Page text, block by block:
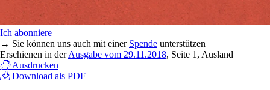
Ich abonniere
→ Sie können uns auch mit einer Spende unterstützen
Erschienen in derAusgabe vom 29.11.2018, Seite 1, Ausland
Ausdrucken
Download als PDF